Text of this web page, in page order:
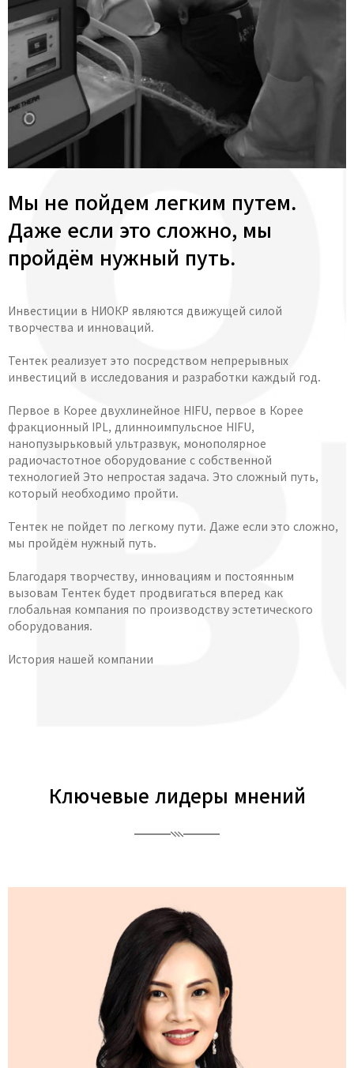
Мы не пойдем легким путем.
Даже если это сложно, мы
пройдём нужный путь.
Инвестиции в НИОКР являются движущей силой
творчества и инноваций.
Тентек реализует это посредством непрерывных
инвестиций в исследования и разработки каждый год.
Первое в Корее двухлинейное HIFU, первое в Корее
фракционный IPL, длинноимпульсное HIFU,
нанопузырьковый ультразвук, монополярное
радиочастотное оборудование с собственной
технологией Это непростая задача. Это сложный путь,
который необходимо пройти.
Тентек не пойдет по легкому пути. Даже если это сложно,
мы пройдём нужный путь.
Благодаря творчеству, инновациям и постоянным
вызовам Тентек будет продвигаться вперед как
глобальная компания по производству эстетического
оборудования.
История нашей компании
Ключевые лидеры мнений